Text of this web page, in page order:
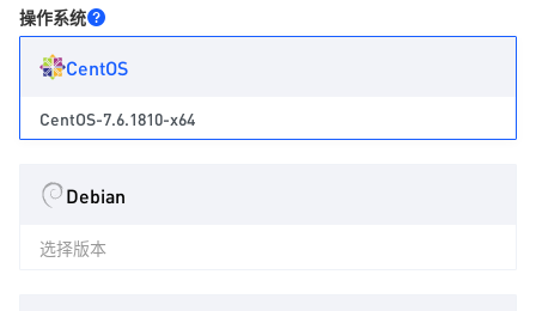
操作系统
CentOS
CentOS-7.6.1810-x64
Debian
选择版本